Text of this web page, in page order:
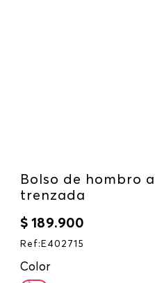
Bolso de hombro
trenzada
$ 189.900
Ref : E402715
Color